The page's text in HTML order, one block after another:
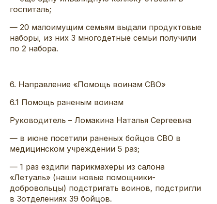
госпиталь;
— 20 малоимущим семьям выдали продуктовые
наборы, из них 3 многодетные семьи получили
по 2 набора.
6. Направление «Помощь воинам СВО»
6.1 Помощь раненым воинам
Руководитель – Ломакина Наталья Сергеевна
— в июне посетили раненых бойцов СВО в
медицинском учреждении 5 раз;
— 1 раз ездили парикмахеры из салона
«Летуаль» (наши новые помощники-
добровольцы) подстригать воинов, подстригли
в 3отделениях 39 бойцов.